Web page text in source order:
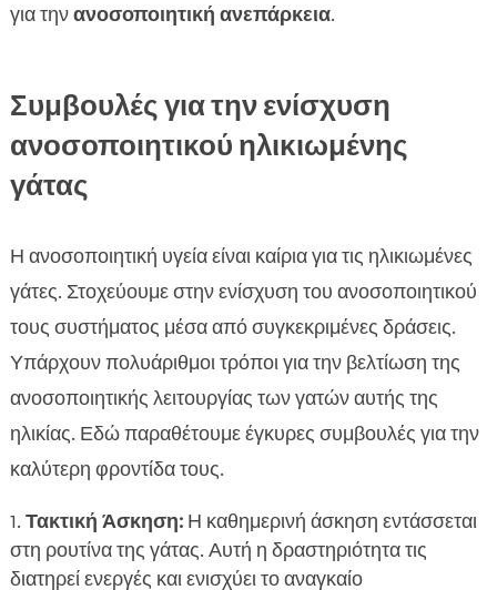
για τηνανοσοποιητική ανεπάρκεια.
Συμβουλές για την ενίσχυση
ανοσοποιητικού ηλικιωμένης
γάτας
Η ανοσοποιητική υγεία είναι καίρια για τις ηλικιωμένες
γάτες. Στοχεύουμε στην ενίσχυση του ανοσοποιητικού
τους συστήματος μέσα από συγκεκριμένες δράσεις.
Υπάρχουν πολυάριθμοι τρόποι για την βελτίωση της
ανοσοποιητικής λειτουργίας των γατών αυτής της
ηλικίας. Εδώ παραθέτουμε έγκυρες συμβουλές για την
καλύτερη φροντίδα τους.
Τακτική Άσκηση:Η καθημερινή άσκηση εντάσσεται
στη ρουτίνα της γάτας. Αυτή η δραστηριότητα τις
διατηρεί ενεργές και ενισχύει το αναγκαίο